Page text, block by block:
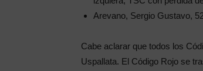
Arevano, Sergio Gustavo,
Cabe aclarar que todos los
Uspallata. El Código Rojo se